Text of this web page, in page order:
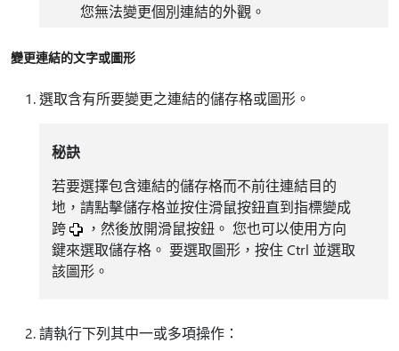
您無法變更個別連結的外觀。
變更連結的文字或圖形
選取含有所要變更之連結的儲存格或圖形。
秘訣
若要選擇包含連結的儲存格而不前往連結目的
地，請點擊儲存格並按住滑鼠按鈕直到指標變成
跨
，然後放開滑鼠按鈕。 您也可以使用方向
鍵來選取儲存格。 要選取圖形，按住 Ctrl 並選取
該圖形。
請執行下列其中一或多項操作：